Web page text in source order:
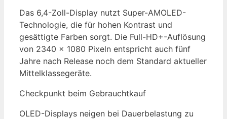
Das 6,4-Zoll-Display nutzt Super-AMOLED-
Technologie, die für hohen Kontrast und
gesättigte Farben sorgt. Die Full-HD+-Auflösung
von 2340 × 1080 Pixeln entspricht auch fünf
Jahre nach Release noch dem Standard aktueller
Mittelklassegeräte.
Checkpunkt beim Gebrauchtkauf
OLED-Displays neigen bei Dauerbelastung zu